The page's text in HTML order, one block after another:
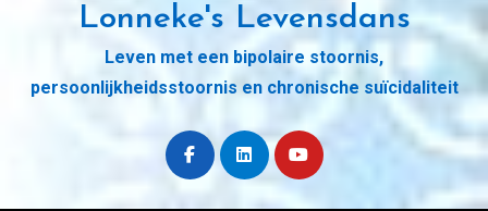
Lonneke's Levensdans
Leven met een bipolaire stoornis,
persoonlijkheidsstoornis en chronische suïcidaliteit